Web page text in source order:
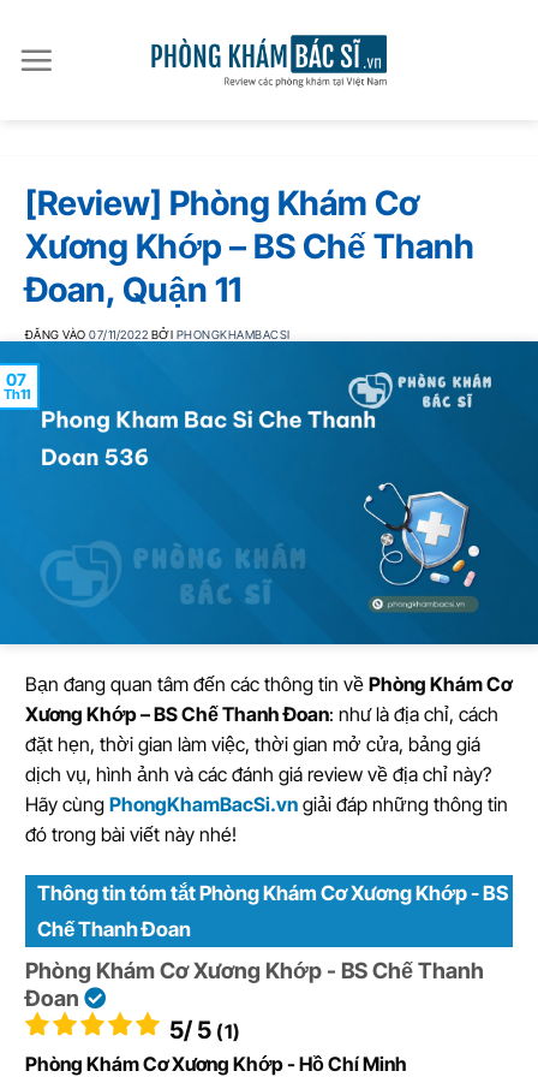
qua
nội
[Review] Phòng Khám Cơ
Xương Khớp – BS Chế Thanh
Đoan, Quận 11
ĐĂNG VÀO07/11/2022 BỞI PHONGKHAMBACSI
07
Th11
Bạn đang quan tâm đến các thông tin về Phòng Khám Cơ
Xương Khớp – BS Chế Thanh Đoan: như là địa chỉ, cách
đặt hẹn, thời gian làm việc, thời gian mở cửa, bảng giá
dịch vụ, hình ảnh và các đánh giá review về địa chỉ này?
Hãy cùng PhongKhamBacSi.vn giải đáp những thông tin
đó trong bài viết này nhé!
Thông tin tóm tắt Phòng Khám Cơ Xương Khớp - BS
Chế Thanh Đoan
Phòng Khám Cơ Xương Khớp - BS Chế Thanh
Đoan
5/ 5 (1)
Phòng Khám Cơ Xương Khớp - Hồ Chí Minh